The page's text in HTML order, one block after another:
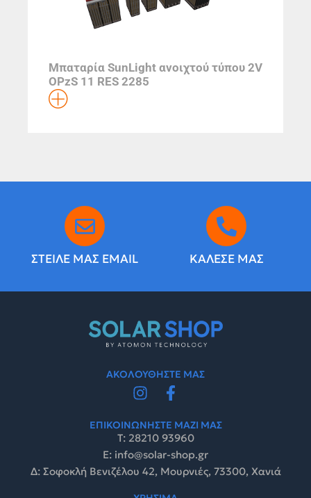
Μπαταρία SunLight ανοιχτού τύπου 2V
OPzS 11 RES 2285
ΣΤΕΙΛΕ ΜΑΣ EMAIL ΚΑΛΕΣΕ ΜΑΣ
ΑΚΟΛΟΥΘΗΣΤΕ ΜΑΣ
ΕΠΙΚΟΙΝΩΝΗΣΤΕ ΜΑΖΙ ΜΑΣ
Τ: 28210 93960
E: info@solar-shop.gr
Δ: Σοφοκλή Βενιζέλου 42, Μουρνιές, 73300, Χανιά